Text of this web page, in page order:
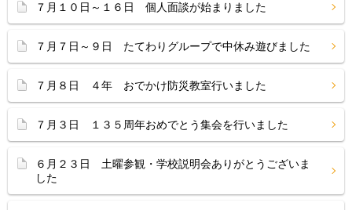
７月１０日～１６日 個人面談が始まりました
７月７日～９日 たてわりグループで中休み遊びました
７月８日 ４年 おでかけ防災教室行いました
７月３日 １３５周年おめでとう集会を行いました
６月２３日 土曜参観・学校説明会ありがとうございま
した